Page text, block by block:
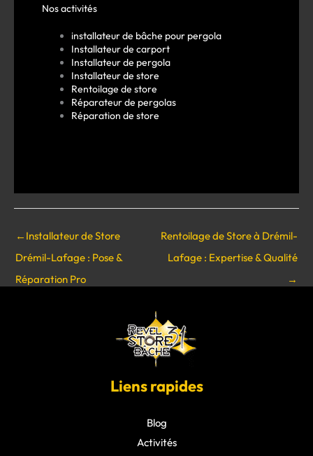
Nos activités
installateur de bâche pour pergola
Installateur de carport
Installateur de pergola
Installateur de store
Rentoilage de store
Réparateur de pergolas
Réparation de store
← Installateur de Store
Drémil-Lafage : Pose &
Réparation Pro
Rentoilage de Store à Drémil-
Lafage : Expertise & Qualité
→
Liens rapides
Blog
Activités